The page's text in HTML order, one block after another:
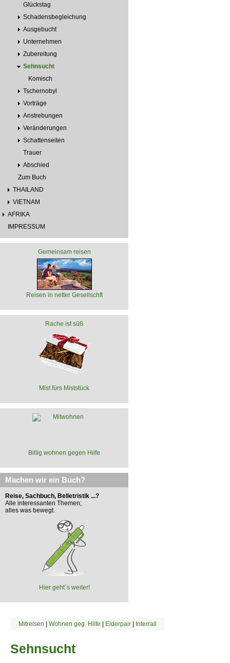
Glückstag
Schadensbegleichung
Ausgebucht
Unternehmen
Zubereitung
Sehnsucht
Komisch
Tschernobyl
Vorträge
Anstrebungen
Veränderungen
Schattenseiten
Trauer
Abschied
Zum Buch
THAILAND
VIETNAM
AFRIKA
IMPRESSUM
Gemeinsam reisen
Reisen in netter Gesellschft
Rache ist süß
Mist fürs Miststück
Billig wohnen gegen Hilfe
Machen wir ein Buch?
Reise, Sachbuch, Belletristik ...?
Alle interessanten Themen;
alles was bewegt.
Hier geht´s weiter!
Mitreisen | Wohnen geg. Hilfe | Elderpair| Interrail
Sehnsucht